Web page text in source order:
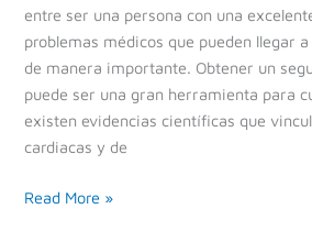
entre ser una persona con una
problemas médicos que pueden llegar
de manera importante. Obtener un
puede ser una gran herramienta para
existen evidencias científicas que
cardiacas y de
Read More »